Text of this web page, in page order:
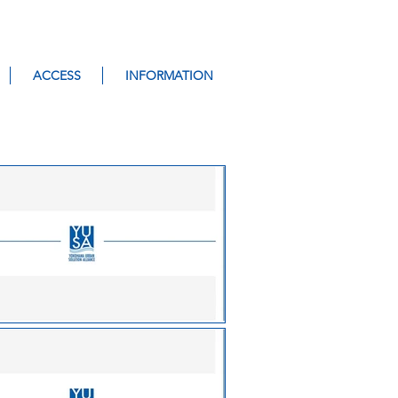
ACCESS INFORMATION